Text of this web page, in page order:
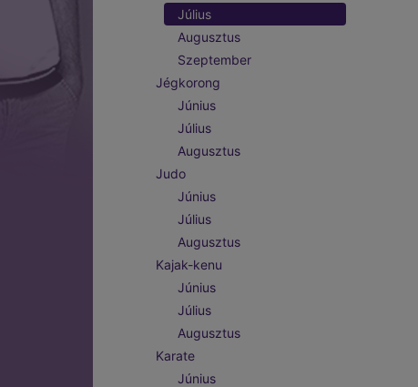
Július
Augusztus
Szeptember
Jégkorong
Június
Július
Augusztus
Judo
Június
Július
Augusztus
Kajak-kenu
Június
Július
Augusztus
Karate
Június